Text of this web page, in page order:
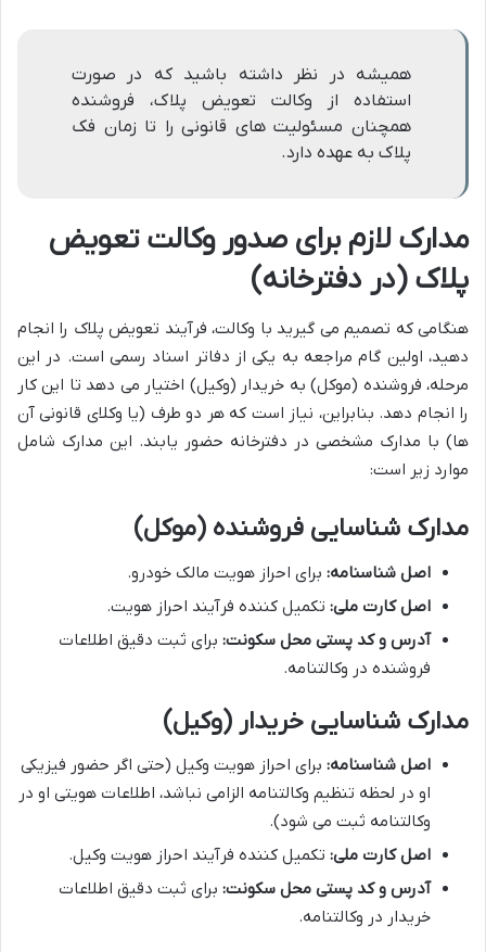
همیشه در نظر داشته باشید که در صورت
استفاده از وکالت تعویض پلاک، فروشنده
همچنان مسئولیت های قانونی را تا زمان فک
پلاک به عهده دارد.
مدارک لازم برای صدور وکالت تعویض
پلاک (در دفترخانه)
هنگامی که تصمیم می گیرید با وکالت، فرآیند تعویض پلاک را انجام
دهید، اولین گام مراجعه به یکی از دفاتر اسناد رسمی است. در این
مرحله، فروشنده (موکل) به خریدار (وکیل) اختیار می دهد تا این کار
را انجام دهد. بنابراین، نیاز است که هر دو طرف (یا وکلای قانونی آن
ها) با مدارک مشخصی در دفترخانه حضور یابند. این مدارک شامل
موارد زیر است:
مدارک شناسایی فروشنده (موکل)
اصل شناسنامه: برای احراز هویت مالک خودرو.
اصل کارت ملی: تکمیل کننده فرآیند احراز هویت.
آدرس و کد پستی محل سکونت: برای ثبت دقیق اطلاعات
فروشنده در وکالتنامه.
مدارک شناسایی خریدار (وکیل)
اصل شناسنامه: برای احراز هویت وکیل (حتی اگر حضور فیزیکی
او در لحظه تنظیم وکالتنامه الزامی نباشد، اطلاعات هویتی او در
وکالتنامه ثبت می شود).
اصل کارت ملی: تکمیل کننده فرآیند احراز هویت وکیل.
آدرس و کد پستی محل سکونت: برای ثبت دقیق اطلاعات
خریدار در وکالتنامه.